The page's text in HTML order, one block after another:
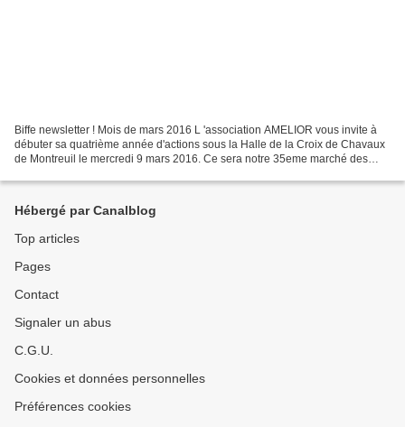
Biffe newsletter ! Mois de mars 2016 L 'association AMELIOR vous invite à
débuter sa quatrième année d'actions sous la Halle de la Croix de Chavaux
de Montreuil le mercredi 9 mars 2016. Ce sera notre 35eme marché des
Hébergé par Canalblog
Top articles
Pages
Contact
Signaler un abus
C.G.U.
Cookies et données personnelles
Préférences cookies